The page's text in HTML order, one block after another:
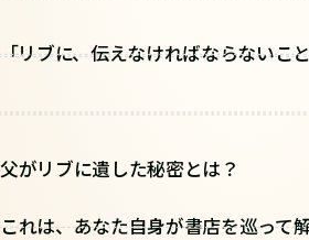
「――リブに、伝えなければならないこ
父がリブに遺した秘密とは？
これは、あなた自身が書店を巡って